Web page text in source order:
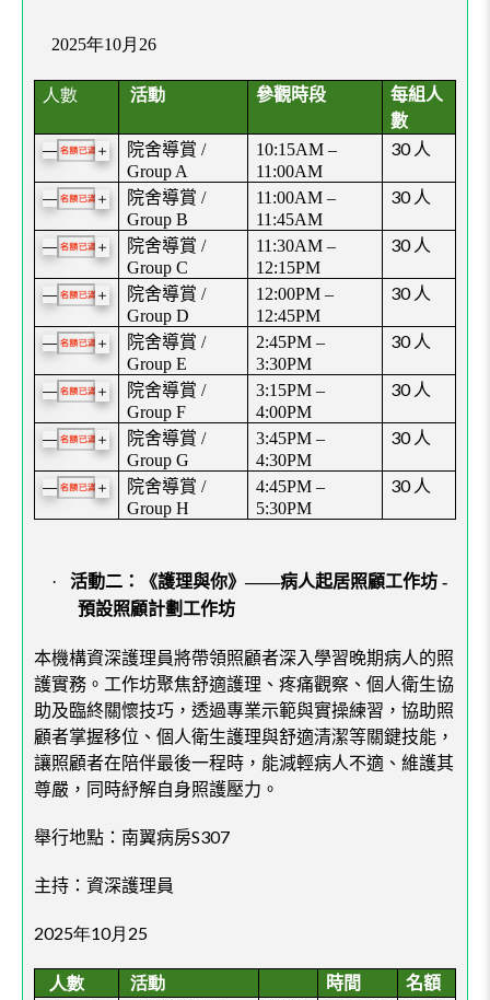
2025年10月26
人數 活動 參觀時段 每組人
數
— ＋ 院舍導賞 /
Group A
10:15AM –
11:00AM
30 人
— ＋ 院舍導賞 /
Group B
11:00AM –
11:45AM
30 人
— ＋ 院舍導賞 /
Group C
11:30AM –
12:15PM
30 人
— ＋ 院舍導賞 /
Group D
12:00PM –
12:45PM
30 人
— ＋ 院舍導賞 /
Group E
2:45PM –
3:30PM
30 人
— ＋ 院舍導賞 /
Group F
3:15PM –
4:00PM
30 人
— ＋ 院舍導賞 /
Group G
3:45PM –
4:30PM
30 人
— ＋ 院舍導賞 /
Group H
4:45PM –
5:30PM
30 人
· 活動二：《護理與你》——病人起居照顧工作坊 -
預設照顧計劃工作坊
本機構資深護理員將帶領照顧者深入學習晚期病人的照
護實務。工作坊聚焦舒適護理、疼痛觀察、個人衛生協
助及臨終關懷技巧，透過專業示範與實操練習，協助照
顧者掌握移位、個人衛生護理與舒適清潔等關鍵技能，
讓照顧者在陪伴最後一程時，能減輕病人不適、維護其
尊嚴，同時紓解自身照護壓力。
舉行地點： 南翼病房S307
主持： 資深護理員
2025年10月25
人數 活動 時間 名額